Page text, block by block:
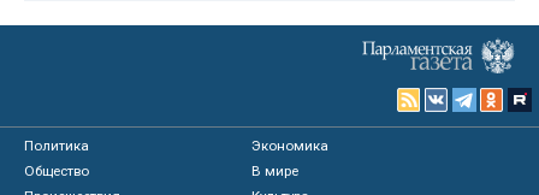
Политика
Экономика
Общество
В мире